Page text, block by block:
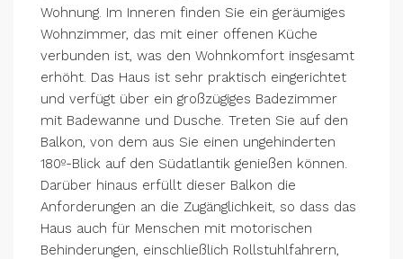
Wohnung. Im Inneren finden Sie ein geräumiges
Wohnzimmer, das mit einer offenen Küche
verbunden ist, was den Wohnkomfort insgesamt
erhöht. Das Haus ist sehr praktisch eingerichtet
und verfügt über ein großzügiges Badezimmer
mit Badewanne und Dusche. Treten Sie auf den
Balkon, von dem aus Sie einen ungehinderten
180º-Blick auf den Südatlantik genießen können.
Darüber hinaus erfüllt dieser Balkon die
Anforderungen an die Zugänglichkeit, so dass das
Haus auch für Menschen mit motorischen
Behinderungen, einschließlich Rollstuhlfahrern,